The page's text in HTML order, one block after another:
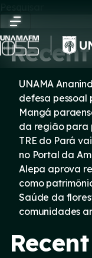
content
Pesquisar
UNAMA
defesa pessoal
Mangá
da região para
TRE do Pará
no Portal da
Alepa aprova
como
Saúde da
comunidades